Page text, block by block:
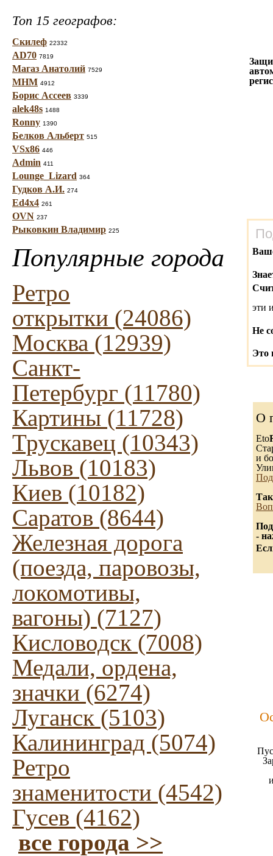
Топ 15 географов:
Скилеф 22332
AD70 7819
Магаз Анатолий 7529
МНМ 4912
Борис Ассеев 3339
alek48s 1488
Ronny 1390
Белков Альберт 515
VSx86 446
Admin 411
Lounge_Lizard 364
Гудков А.И. 274
Ed4x4 261
OVN 237
Рыковкин Владимир 225
Популярные города
Ретро
открытки (24086)
Москва (12939)
Санкт-
Петербург (11780)
Картины (11728)
Трускавец (10343)
Львов (10183)
Киев (10182)
Саратов (8644)
Железная дорога
(поезда, паровозы,
локомотивы,
вагоны) (7127)
Кисловодск (7008)
Медали, ордена,
значки (6274)
Луганск (5103)
Калининград (5074)
Ретро
знаменитости (4542)
Гусев (4162)
все города >>
эти
Не
Это
О
Eto
и
-